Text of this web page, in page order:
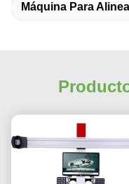
Máquina Para